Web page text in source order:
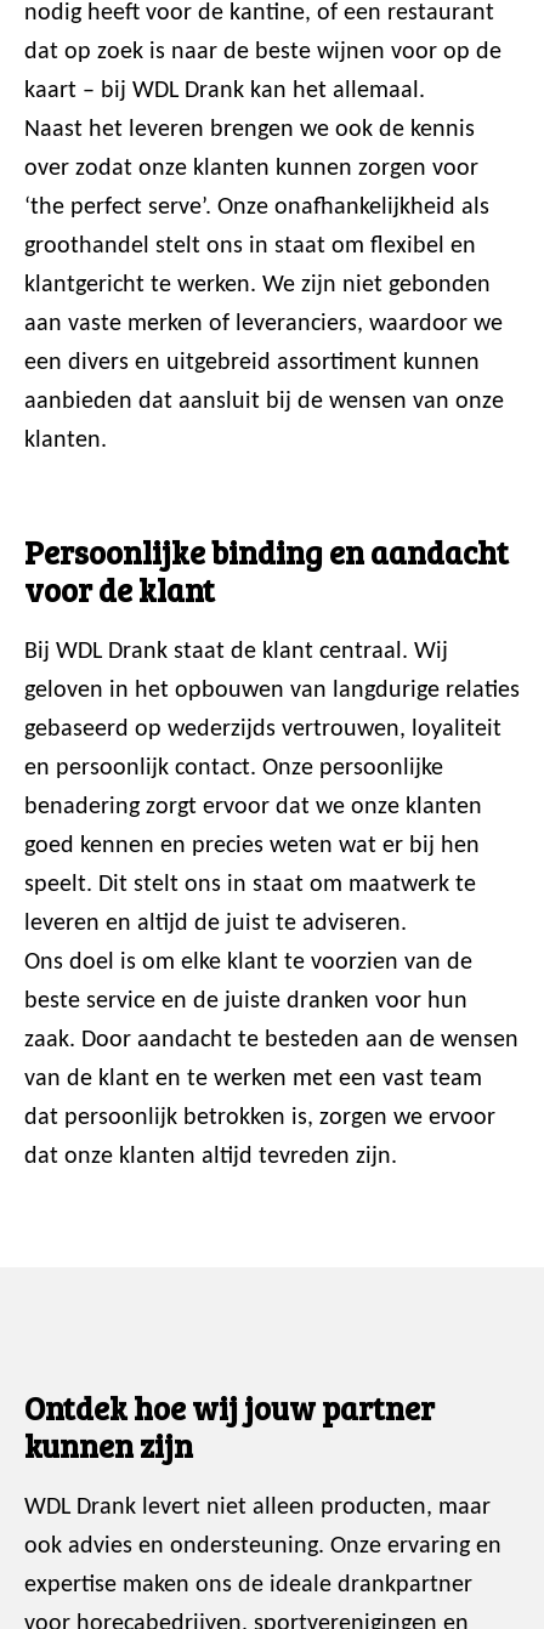
nodig heeft voor de kantine, of een restaurant
dat op zoek is naar de beste wijnen voor op de
kaart – bij WDL Drank kan het allemaal.
Naast het leveren brengen we ook de kennis
over zodat onze klanten kunnen zorgen voor
‘the perfect serve’. Onze onafhankelijkheid als
groothandel stelt ons in staat om flexibel en
klantgericht te werken. We zijn niet gebonden
aan vaste merken of leveranciers, waardoor we
een divers en uitgebreid assortiment kunnen
aanbieden dat aansluit bij de wensen van onze
klanten.
Persoonlijke binding en aandacht
voor de klant
Bij WDL Drank staat de klant centraal. Wij
geloven in het opbouwen van langdurige relaties
gebaseerd op wederzijds vertrouwen, loyaliteit
en persoonlijk contact. Onze persoonlijke
benadering zorgt ervoor dat we onze klanten
goed kennen en precies weten wat er bij hen
speelt. Dit stelt ons in staat om maatwerk te
leveren en altijd de juist te adviseren.
Ons doel is om elke klant te voorzien van de
beste service en de juiste dranken voor hun
zaak. Door aandacht te besteden aan de wensen
van de klant en te werken met een vast team
dat persoonlijk betrokken is, zorgen we ervoor
dat onze klanten altijd tevreden zijn.
Ontdek hoe wij jouw partner
kunnen zijn
WDL Drank levert niet alleen producten, maar
ook advies en ondersteuning. Onze ervaring en
expertise maken ons de ideale drankpartner